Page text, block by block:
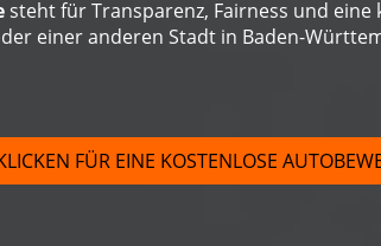
steht für Transparenz, Fairness und
einer anderen Stadt in Baden-
FÜR EINE KOSTENLOSE